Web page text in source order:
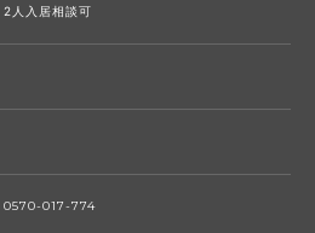
2人入居相談可
0570-017-774